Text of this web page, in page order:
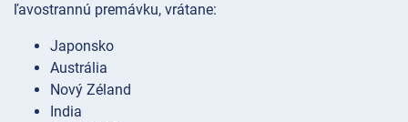
ľavostrannú premávku, vrátane:
Japonsko
Austrália
Nový Zéland
India